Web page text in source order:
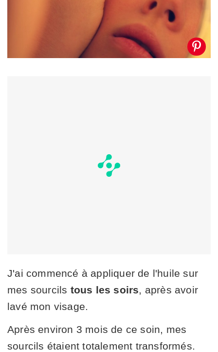
J'ai commencé à appliquer de l'huile sur
mes sourcils tous les soirs, après avoir
lavé mon visage.
Après environ 3 mois de ce soin, mes
sourcils étaient totalement transformés.